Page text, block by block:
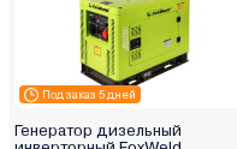
Eisemann
Eland
Elemax
Под заказ 5 дней
Генератор дизельный